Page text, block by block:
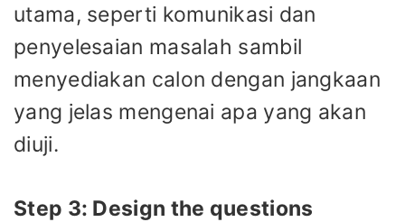
utama, seperti komunikasi dan
penyelesaian masalah sambil
menyediakan calon dengan jangkaan
yang jelas mengenai apa yang akan
diuji.
Step 3: Design the questions